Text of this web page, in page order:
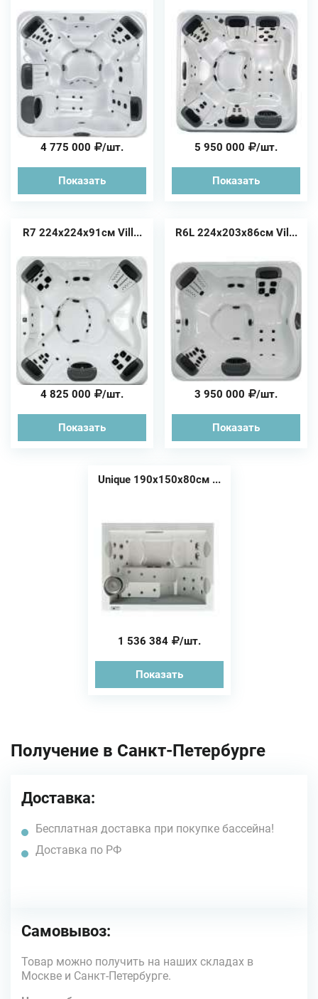
4 775 000 /шт.
Показать
5 950 000 /шт.
Показать
R7 224x224x91см Vill...
4 825 000 /шт.
Показать
R6L 224x203x86см Vil...
3 950 000 /шт.
Показать
Unique 190х150х80см ...
1 536 384 /шт.
Показать
Получение в Санкт-Петербурге
Доставка:
Бесплатная доставка при покупке бассейна!
Доставка по РФ
Самовывоз:
Товар можно получить на наших складах в
Москве и Санкт-Петербурге.